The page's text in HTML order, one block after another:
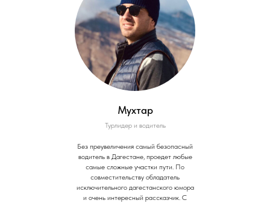
Мухтар
Турлидер и водитель
Без преувеличения самый безопасный
водитель в Дагестане, проедет любые
самые сложные участки пути. По
совместительству обладатель
исключительного дагестанского юмора
и очень интересный рассказчик. С